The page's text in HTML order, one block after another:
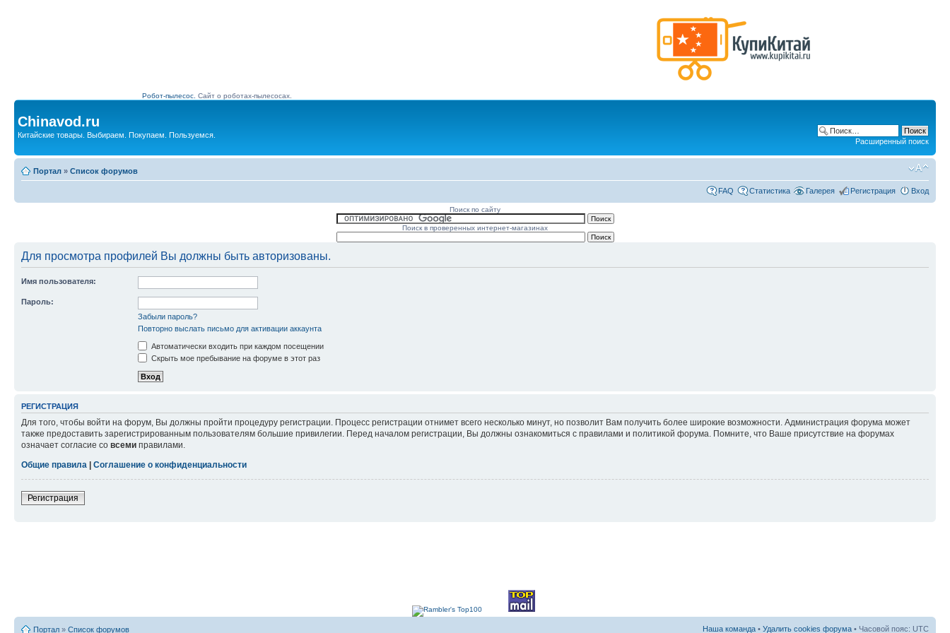
Робот-пылесос. Сайт о роботах-пылесосах.
Chinavod.ru
Китайские товары. Выбираем. Покупаем. Пользуемся.
Расширенный поиск
Портал » Список форумов
FAQ Статистика Галерея Регистрация Вход
Поиск по сайту
Поиск в проверенных интернет-магазинах
Для просмотра профилей Вы должны быть авторизованы.
Имя пользователя:
Пароль:
Забыли пароль?
Повторно выслать письмо для активации аккаунта
Автоматически входить при каждом посещении
Скрыть мое пребывание на форуме в этот раз
РЕГИСТРАЦИЯ
Для того, чтобы войти на форум, Вы должны пройти процедуру регистрации. Процесс регистрации отнимет всего несколько минут, но позволит Вам получить более широкие возможности. Администрация форума может
также предоставить зарегистрированным пользователям большие привилегии. Перед началом регистрации, Вы должны ознакомиться с правилами и политикой форума. Помните, что Ваше присутствие на форумах
означает согласие со всеми правилами.
Общие правила
Соглашение о конфиденциальности
Регистрация
Портал » Список форумов Наша команда • Удалить cookies форума • Часовой пояс: UTC